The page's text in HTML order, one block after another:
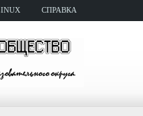
СПРАВКА